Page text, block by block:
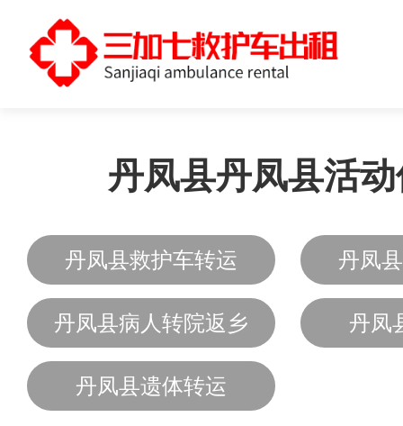
丹凤县丹凤县活
丹凤县救护车转运 丹凤
丹凤县病人转院返乡 丹凤
丹凤县遗体转运